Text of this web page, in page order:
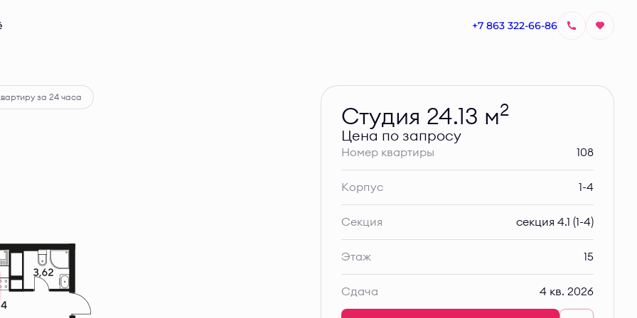
+7 863 322-66-86Узнать цену
за 24 часа
Студия 24.13 м2
Цена по запросу
Номер квартиры 108
Корпус 1-4
Секция секция 4.1 (1-4)
Этаж 15
Сдача 4 кв. 2026